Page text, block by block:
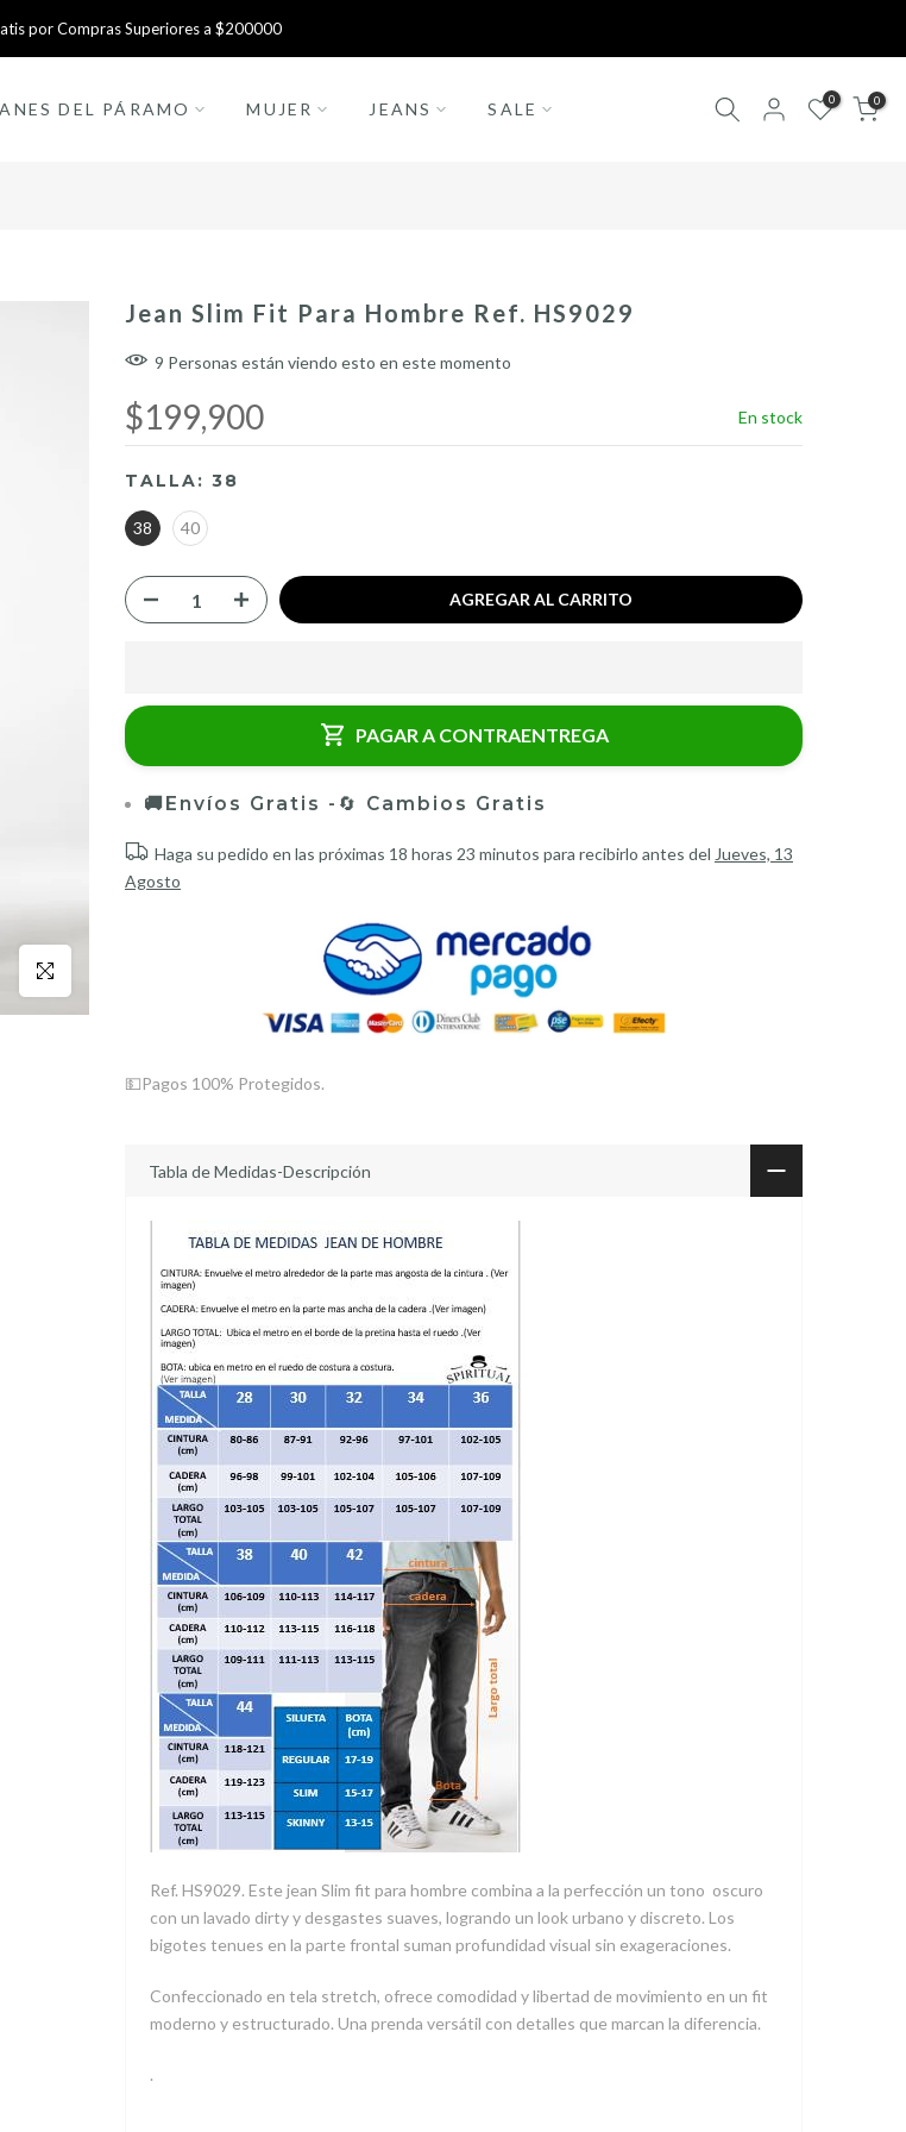
por Compras Superiores a $200000
DEL PÁRAMO MUJER JEANS SALE 0 0
Click para agrandar
Jean Slim Fit Para Hombre Ref. HS9029
9 Personas están viendo esto en este momento
$199,900 En stock
TALLA: 38
38 40
AGREGAR AL CARRITO
PAGAR A CONTRAENTREGA
🚚Envíos Gratis - 🔄 Cambios Gratis
Haga su pedido en las próximas 18 horas 23 minutos para recibirlo antes del Jueves, 13
Agosto
💵Pagos 100% Protegidos.
Tabla de Medidas-Descripción
Ref. HS9029. Este jean Slim fit para hombre combina a la perfección un tono oscuro
con un lavado dirty y desgastes suaves, logrando un look urbano y discreto. Los
bigotes tenues en la parte frontal suman profundidad visual sin exageraciones.
Confeccionado en tela stretch, ofrece comodidad y libertad de movimiento en un fit
moderno y estructurado. Una prenda versátil con detalles que marcan la diferencia.
.